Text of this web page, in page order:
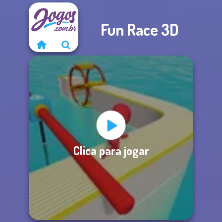
Fun Race 3D
Clica para jogar